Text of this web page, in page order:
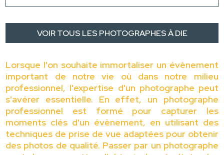
VOIR TOUS LES PHOTOGRAPHES À DIE
Lorsque l'on souhaite immortaliser un évènement
important de notre vie où dans notre milieu
professionnel, l'expertise d'un photographe peut
s'avérer essentielle. En effet, un photographe
professionnel est formé pour capturer les
moments clés d'un évènement, en utilisant des
techniques de prise de vue adaptées pour obtenir
des photos de qualité. Passer par un photographe